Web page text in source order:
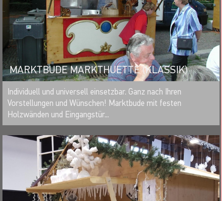
MARKTBUDE MARKTHUETTE (KLASSIK)
MERKEN
Individuell und universell einsetzbar. Ganz nach Ihren
Vorstellungen und Wünschen! Marktbude mit festen
Holzwänden und Eingangstür...